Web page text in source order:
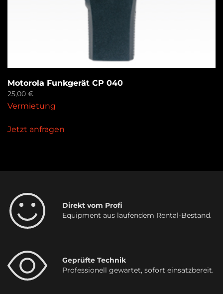
Motorola Funkgerät CP 040
25,00 €
Vermietung
Jetzt anfragen
Direkt vom Profi
Equipment aus laufendem Rental-Bestand.
Geprüfte Technik
Professionell gewartet, sofort einsatzbereit.